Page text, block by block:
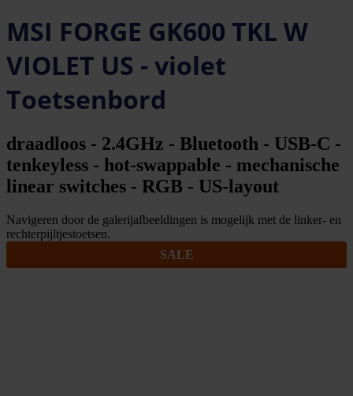
MSI FORGE GK600 TKL W
VIOLET US - violet
Toetsenbord
draadloos - 2.4GHz - Bluetooth - USB-C -
tenkeyless - hot-swappable - mechanische
linear switches - RGB - US-layout
Navigeren door de galerijafbeeldingen is mogelijk met de linker- en
rechterpijltjestoetsen.
SALE